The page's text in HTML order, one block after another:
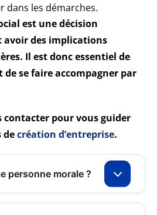
dans les démarches.
est une décision
des implications
Il est donc essentiel de
de se faire accompagner par
contacter pour vous guider
decréation d’entreprise.
personne morale ?